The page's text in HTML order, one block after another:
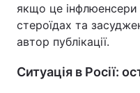
якщо це
стероїдах та
автор публікації.
Ситуація в Росії: